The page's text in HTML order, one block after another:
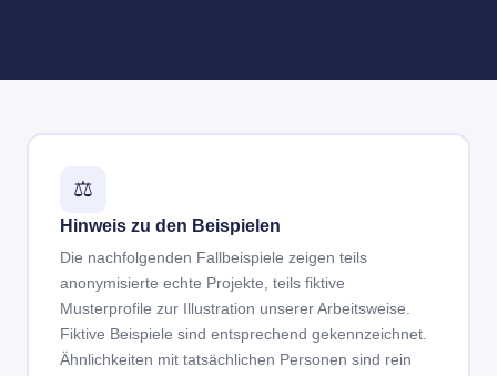
⚖️
Hinweis zu den Beispielen
Die nachfolgenden Fallbeispiele zeigen teils
anonymisierte echte Projekte, teils fiktive
Musterprofile zur Illustration unserer Arbeitsweise.
Fiktive Beispiele sind entsprechend gekennzeichnet.
Ähnlichkeiten mit tatsächlichen Personen sind rein